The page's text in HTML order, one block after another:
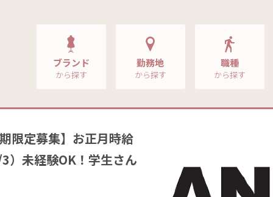
ブランド
から探す
勤務地
から探す
職種
から探す
限定募集】お正月時給
未経験OK！学生さん